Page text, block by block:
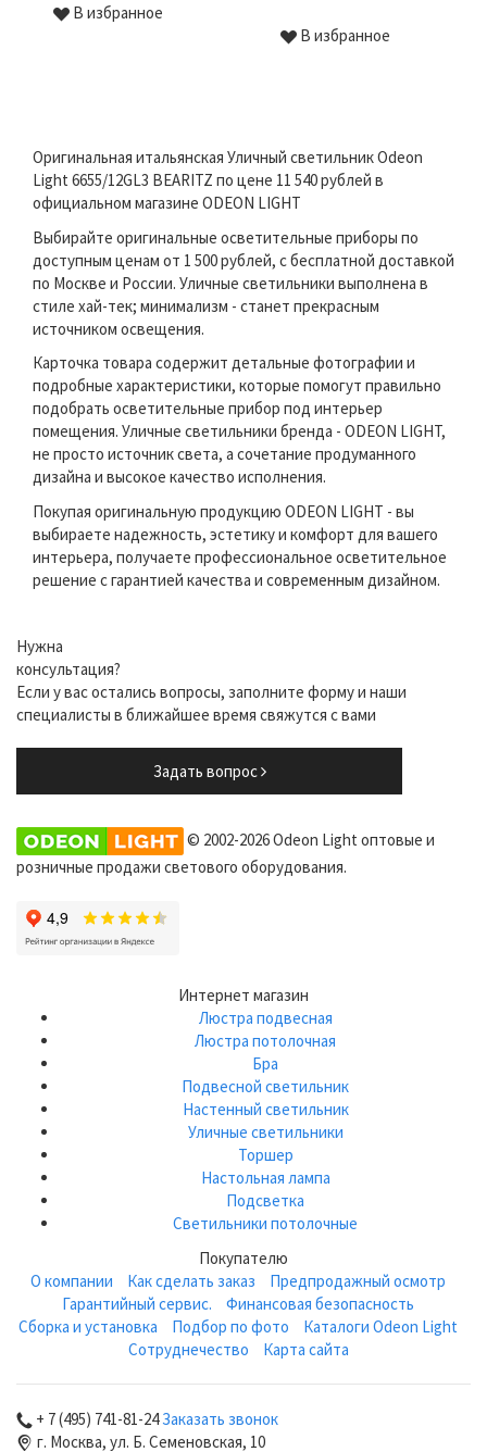
В избранное
В избранное
Оригинальная итальянская Уличный светильник Odeon
Light 6655/12GL3 BEARITZ по цене 11 540 рублей в
официальном магазине ODEON LIGHT
Выбирайте оригинальные осветительные приборы по
доступным ценам от 1 500 рублей, с бесплатной доставкой
по Москве и России. Уличные светильники выполнена в
стиле хай-тек; минимализм - станет прекрасным
источником освещения.
Карточка товара содержит детальные фотографии и
подробные характеристики, которые помогут правильно
подобрать осветительные прибор под интерьер
помещения. Уличные светильники бренда - ODEON LIGHT,
не просто источник света, а сочетание продуманного
дизайна и высокое качество исполнения.
Покупая оригинальную продукцию ODEON LIGHT - вы
выбираете надежность, эстетику и комфорт для вашего
интерьера, получаете профессиональное осветительное
решение с гарантией качества и современным дизайном.
Нужна
консультация?
Если у вас остались вопросы, заполните форму и наши
специалисты в ближайшее время свяжутся с вами
Задать вопрос
© 2002-2026 Odeon Light оптовые и
розничные продажи светового оборудования.
Интернет магазин
Люстра подвесная
Люстра потолочная
Бра
Подвесной светильник
Настенный светильник
Уличные светильники
Торшер
Настольная лампа
Подсветка
Светильники потолочные
Покупателю
О компании
Как сделать заказ
Предпродажный осмотр
Гарантийный сервис.
Финансовая безопасность
Сборка и установка
Подбор по фото
Каталоги Odeon Light
Сотруднечество
Карта сайта
+ 7 (495) 741-81-24Заказать звонок
г. Москва, ул. Б. Семеновская, 10